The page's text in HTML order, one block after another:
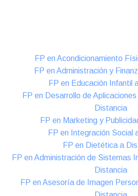
FP en Acondicionamiento
FP en Administración y
FP en Educación Infantil
FP en Desarrollo de
Distancia
FP en Marketing y
FP en Integración Social
FP en Dietética a
FP en Administración de Sistemas
Distancia
FP en Asesoría de Imagen